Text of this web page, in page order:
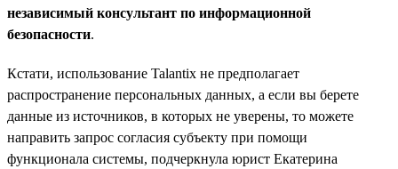
независимый консультант по информационной
безопасности.
Кстати, использование Talantix не предполагает
распространение персональных данных, а если вы берете
данные из источников, в которых не уверены, то можете
направить запрос согласия субъекту при помощи
функционала системы, подчеркнула юрист Екатерина